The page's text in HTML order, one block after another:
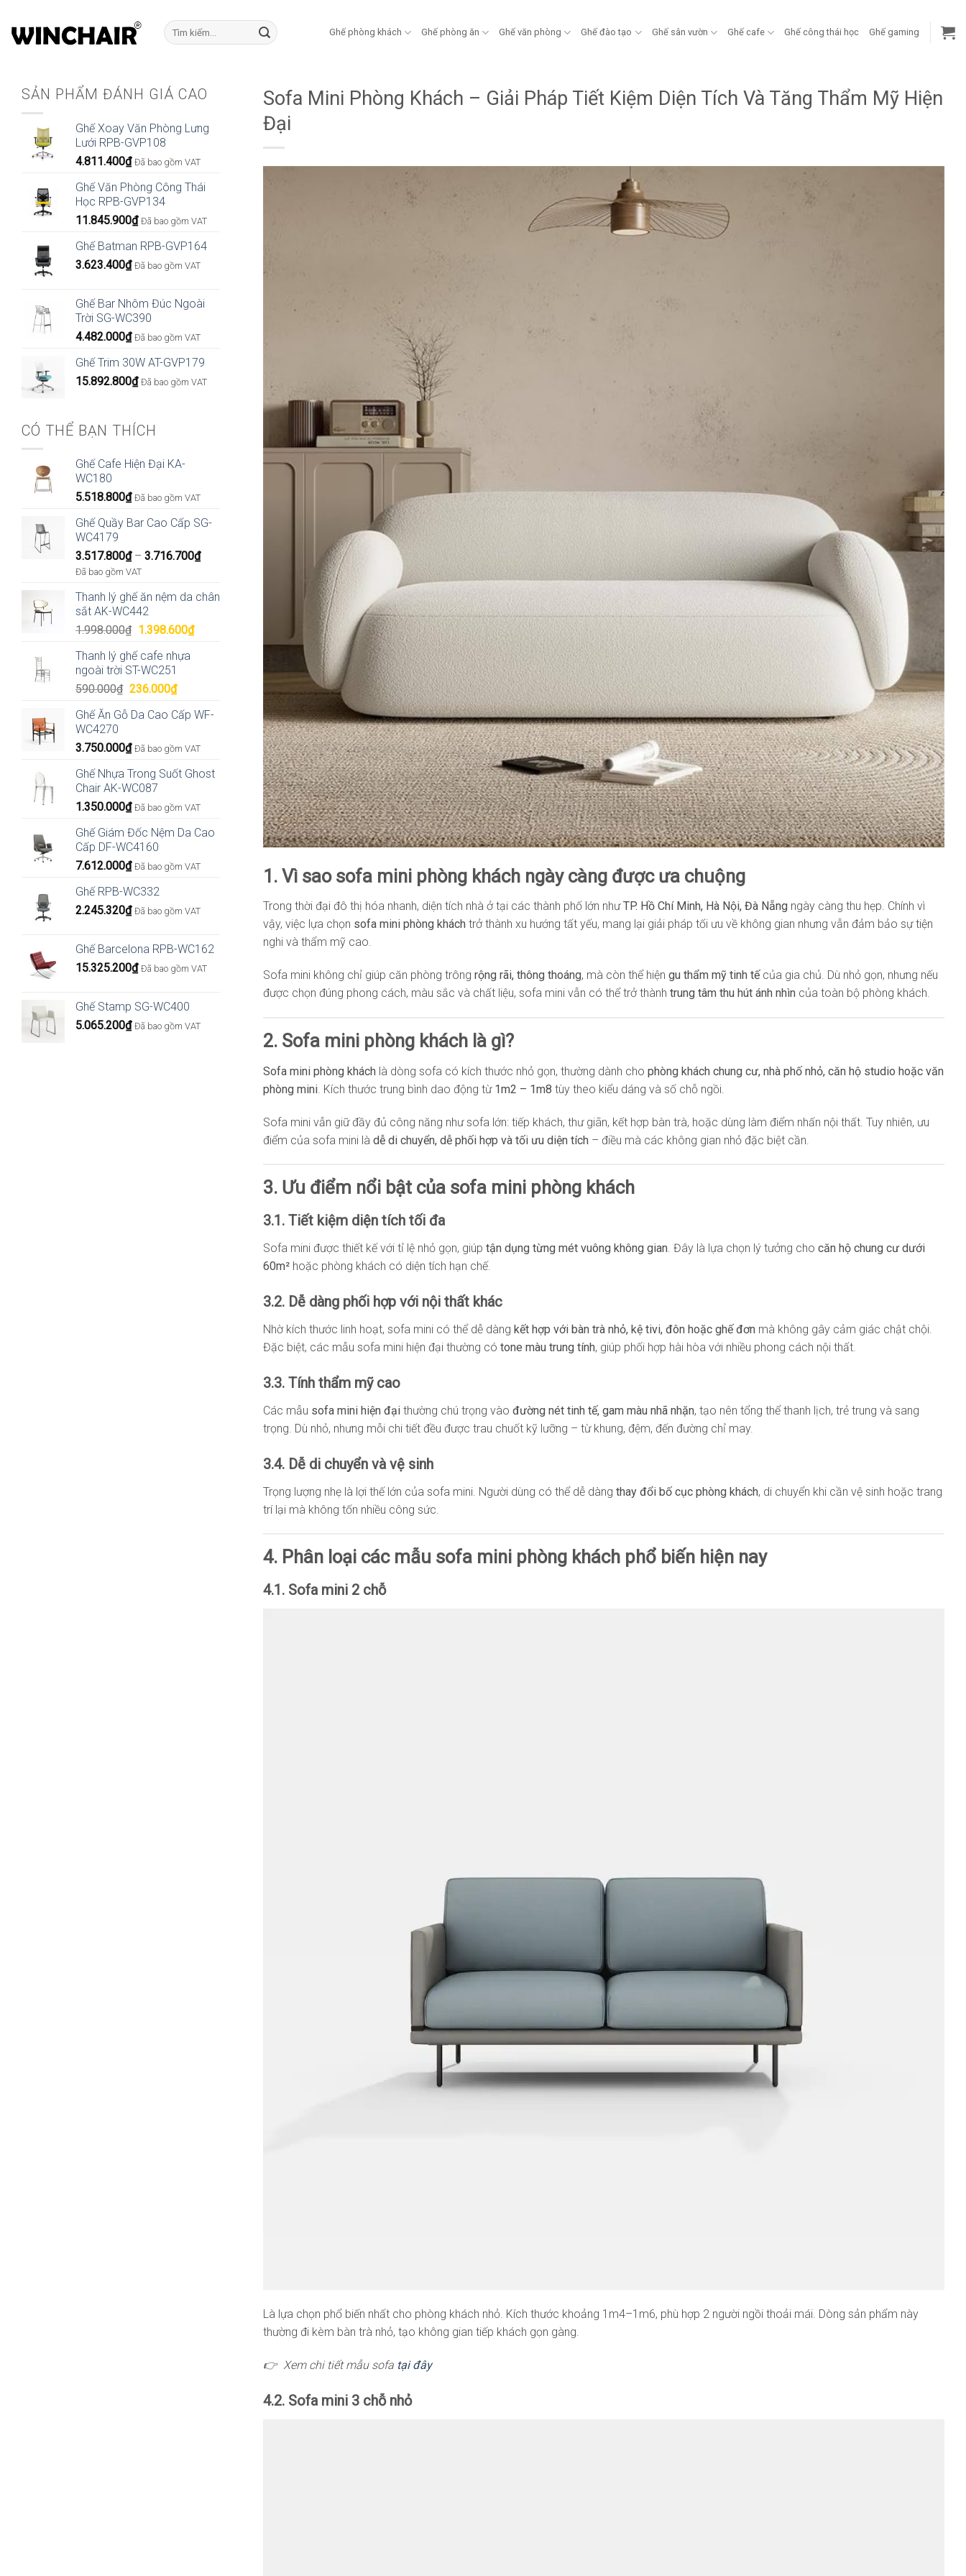
qua
Tìm
kiếm:
Ghế phòng khách Ghế phòng ăn Ghế văn phòng Ghế đào tạo Ghế sân vườn Ghế cafe Ghế công thái học Ghế gaming
SẢN PHẨM ĐÁNH GIÁ CAO
Ghế Xoay Văn Phòng Lưng
Lưới RPB-GVP108
4.811.400₫ Đã bao gồm VAT
Ghế Văn Phòng Công Thái
Học RPB-GVP134
11.845.900₫ Đã bao gồm VAT
Ghế Batman RPB-GVP164
3.623.400₫ Đã bao gồm VAT
Ghế Bar Nhôm Đúc Ngoài
Trời SG-WC390
4.482.000₫ Đã bao gồm VAT
Ghế Trim 30W AT-GVP179
15.892.800₫ Đã bao gồm VAT
CÓ THỂ BẠN THÍCH
Ghế Cafe Hiện Đại KA-
WC180
5.518.800₫ Đã bao gồm VAT
Ghế Quầy Bar Cao Cấp SG-
WC4179
3.517.800₫ – 3.716.700₫Khoảng
3.517.800₫
Đã bao gồm VAT
Thanh lý ghế ăn nệm da chân
sắt AK-WC442
1.998.000₫ Giá
là:
1.998.000₫.
1.398.600₫Giá
Thanh lý ghế cafe nhựa
ngoài trời ST-WC251
590.000₫ Giá
là:
236.000₫Giá
tại
236.000₫.
Ghế Ăn Gỗ Da Cao Cấp WF-
WC4270
3.750.000₫ Đã bao gồm VAT
Ghế Nhựa Trong Suốt Ghost
Chair AK-WC087
1.350.000₫ Đã bao gồm VAT
Ghế Giám Đốc Nệm Da Cao
Cấp DF-WC4160
7.612.000₫ Đã bao gồm VAT
Ghế RPB-WC332
2.245.320₫ Đã bao gồm VAT
Ghế Barcelona RPB-WC162
15.325.200₫ Đã bao gồm VAT
Ghế Stamp SG-WC400
5.065.200₫ Đã bao gồm VAT
Sofa Mini Phòng Khách – Giải Pháp Tiết Kiệm Diện Tích Và Tăng Thẩm Mỹ Hiện
Đại
1. Vì sao sofa mini phòng khách ngày càng được ưa chuộng
Trong thời đại đô thị hóa nhanh, diện tích nhà ở tại các thành phố lớn nhưTP. Hồ Chí Minh, Hà Nội, Đà Nẵng ngày càng thu hẹp. Chính vì
vậy, việc lựa chọn sofa mini phòng khách trở thành xu hướng tất yếu, mang lại giải pháp tối ưu về không gian nhưng vẫn đảm bảo sự tiện
nghi và thẩm mỹ cao.
Sofa mini không chỉ giúp căn phòng trông rộng rãi, thông thoáng, mà còn thể hiện gu thẩm mỹ tinh tếcủa gia chủ. Dù nhỏ gọn, nhưng nếu
được chọn đúng phong cách, màu sắc và chất liệu, sofa mini vẫn có thể trở thành trung tâm thu hút ánh nhìn của toàn bộ phòng khách.
2. Sofa mini phòng khách là gì?
Sofa mini phòng khách là dòng sofa có kích thước nhỏ gọn, thường dành cho phòng khách chung cư, nhà phố nhỏ, căn hộ studio hoặc văn
phòng mini . Kích thước trung bình dao động từ 1m2 – 1m8 tùy theo kiểu dáng và số chỗ ngồi.
Sofa mini vẫn giữ đầy đủ công năng như sofa lớn: tiếp khách, thư giãn, kết hợp bàn trà, hoặc dùng làm điểm nhấn nội thất. Tuy nhiên, ưu
điểm của sofa mini là dễ di chuyển, dễ phối hợp và tối ưu diện tích – điều mà các không gian nhỏ đặc biệt cần.
3. Ưu điểm nổi bật của sofa mini phòng khách
3.1. Tiết kiệm diện tích tối đa
Sofa mini được thiết kế với tỉ lệ nhỏ gọn, giúp tận dụng từng mét vuông không gian. Đây là lựa chọn lý tưởng cho căn hộ chung cư dưới
60m² hoặc phòng khách có diện tích hạn chế.
3.2. Dễ dàng phối hợp với nội thất khác
Nhờ kích thước linh hoạt, sofa mini có thể dễ dàng kết hợp với bàn trà nhỏ, kệ tivi, đôn hoặc ghế đơn mà không gây cảm giác chật chội.
Đặc biệt, các mẫu sofa mini hiện đại thường có tone màu trung tính, giúp phối hợp hài hòa với nhiều phong cách nội thất.
3.3. Tính thẩm mỹ cao
Các mẫu sofa mini hiện đại thường chú trọng vào đường nét tinh tế, gam màu nhã nhặn, tạo nên tổng thể thanh lịch, trẻ trung và sang
trọng. Dù nhỏ, nhưng mỗi chi tiết đều được trau chuốt kỹ lưỡng – từ khung, đệm, đến đường chỉ may.
3.4. Dễ di chuyển và vệ sinh
Trọng lượng nhẹ là lợi thế lớn của sofa mini. Người dùng có thể dễ dàng thay đổi bố cục phòng khách, di chuyển khi cần vệ sinh hoặc trang
trí lại mà không tốn nhiều công sức.
4. Phân loại các mẫu sofa mini phòng khách phổ biến hiện nay
4.1. Sofa mini 2 chỗ
Là lựa chọn phổ biến nhất cho phòng khách nhỏ. Kích thước khoảng 1m4–1m6, phù hợp 2 người ngồi thoải mái. Dòng sản phẩm này
thường đi kèm bàn trà nhỏ, tạo không gian tiếp khách gọn gàng.
👉 Xem chi tiết mẫu sofa tại đây
4.2. Sofa mini 3 chỗ nhỏ